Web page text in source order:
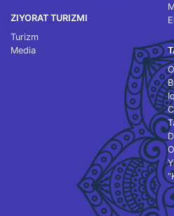
ZIYORAT TURIZMI
Turizm
Media